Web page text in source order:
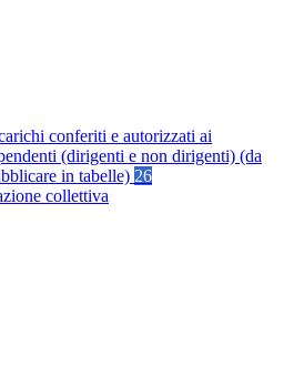
conferiti e autorizzati ai
(dirigenti e non dirigenti) (da
in tabelle) 26
collettiva